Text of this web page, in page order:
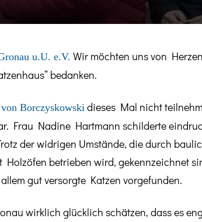
u.U. e.V. Wir möchten uns von
bedanken.
Borczyskowski dieses Mal nicht
Frau Nadine Hartmann schilderte
der widrigen Umstände, die durch
betrieben wird, gekennzeichnet
gut versorgte Katzen vorgefunden.
wirklich glücklich schätzen, dass es